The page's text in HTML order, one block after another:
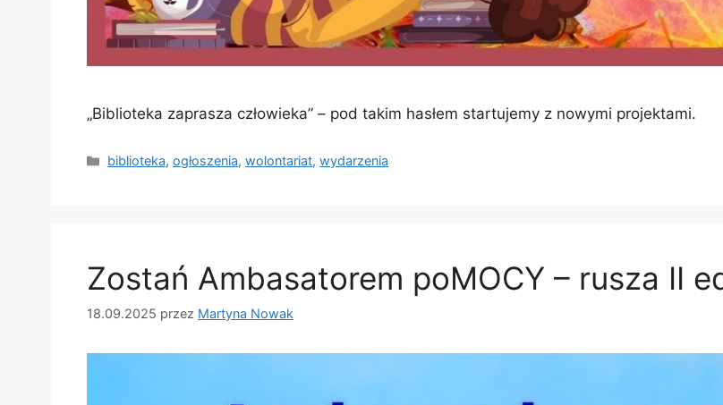
„Biblioteka zaprasza człowieka” – pod takim hasłem startujemy z nowymi projektami.
biblioteka,ogłoszenia,wolontariat,wydarzenia
Zostań Ambasatorem poMOCY – rusza II
18.09.2025 przez Martyna Nowak